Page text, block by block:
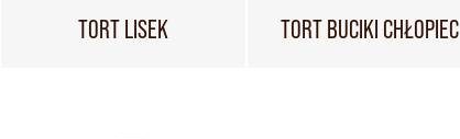
TORT LISEK TORT BUCIKI CHŁOPIEC